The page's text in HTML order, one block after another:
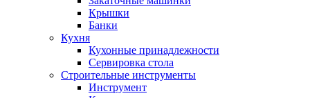
Крышки
Банки
Кухня
Кухонные принадлежности
Сервировка стола
Строительные инструменты
Инструмент